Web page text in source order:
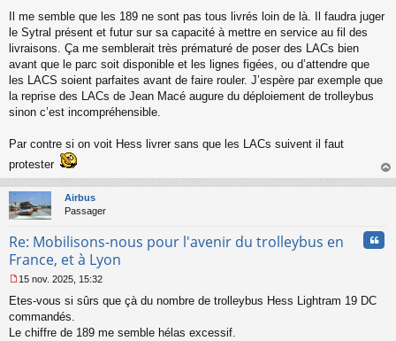
s
a
g
e
n
o
n
u
Il me semble que les 189 ne sont pas tous livrés loin de là. Il faudra juger
le Sytral présent et futur sur sa capacité à mettre en service au fil des
livraisons. Ça me semblerait très prématuré de poser des LACs bien
avant que le parc soit disponible et les lignes figées, ou d’attendre que
les LACS soient parfaites avant de faire rouler. J’espère par exemple que
la reprise des LACs de Jean Macé augure du déploiement de trolleybus
sinon c’est incompréhensible.
Par contre si on voit Hess livrer sans que les LACs suivent il faut
protester
au
Airbus
Passager
Re: Mobilisons-nous pour l'avenir du trolleybus en
France, et à Lyon
e
s
s
15 nov. 2025, 15:32
Etes-vous si sûrs que çà du nombre de trolleybus Hess Lightram 19 DC
commandés.
Le chiffre de 189 me semble hélas excessif.